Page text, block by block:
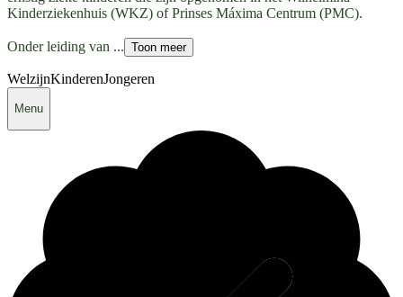
Kinderziekenhuis (WKZ) of Prinses Máxima Centrum (PMC).
Onder leiding van ... Toon meer
WelzijnKinderenJongeren
Menu